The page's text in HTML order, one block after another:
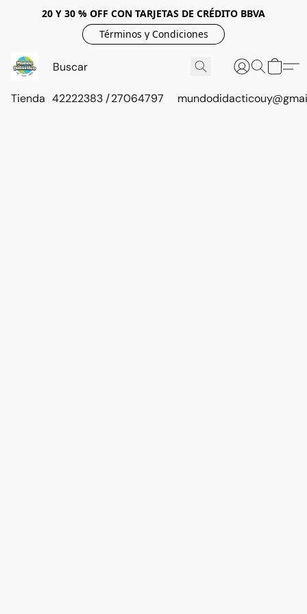
20 Y 30 % OFF CON TARJETAS DE CRÉDITO BBVA
Términos y Condiciones
Tienda 42222383 / 27064797